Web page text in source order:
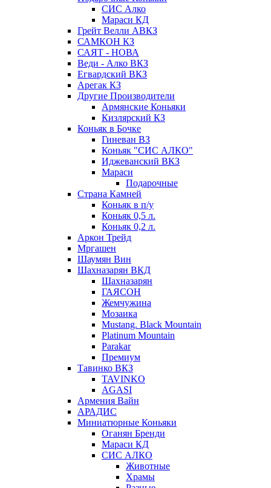
СИС Алко
Мараси КД
Грейт Велли АВКЗ
САМКОН КЗ
САЯТ - НОВА
Веди - Алко ВКЗ
Егвардский ВКЗ
Арегак КЗ
Другие Производители
Армянские Коньяки
Кизлярский КЗ
Коньяк в Бочке
Гиневан ВЗ
Коньяк "СИС АЛКО"
Иджеванский ВКЗ
Мараси
Подарочные
Страна Камней
Коньяк в п/у
Коньяк 0,5 л.
Коньяк 0,2 л.
Аркон Трейд
Мргашен
Шаумян Вин
Шахназарян ВКД
Шахназарян
ГАЯСОН
Жемчужина
Мозаика
Mustang. Black Mountain
Platinum Mountain
Parakar
Премиум
Тавинко ВКЗ
TAVINKO
AGASI
Армения Вайн
АРАДИС
Миниатюрные Коньяки
Оганян Бренди
Мараси КД
СИС АЛКО
Животные
Храмы